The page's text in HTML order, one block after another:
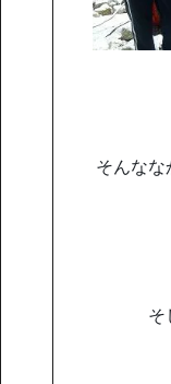
そんなな
そ